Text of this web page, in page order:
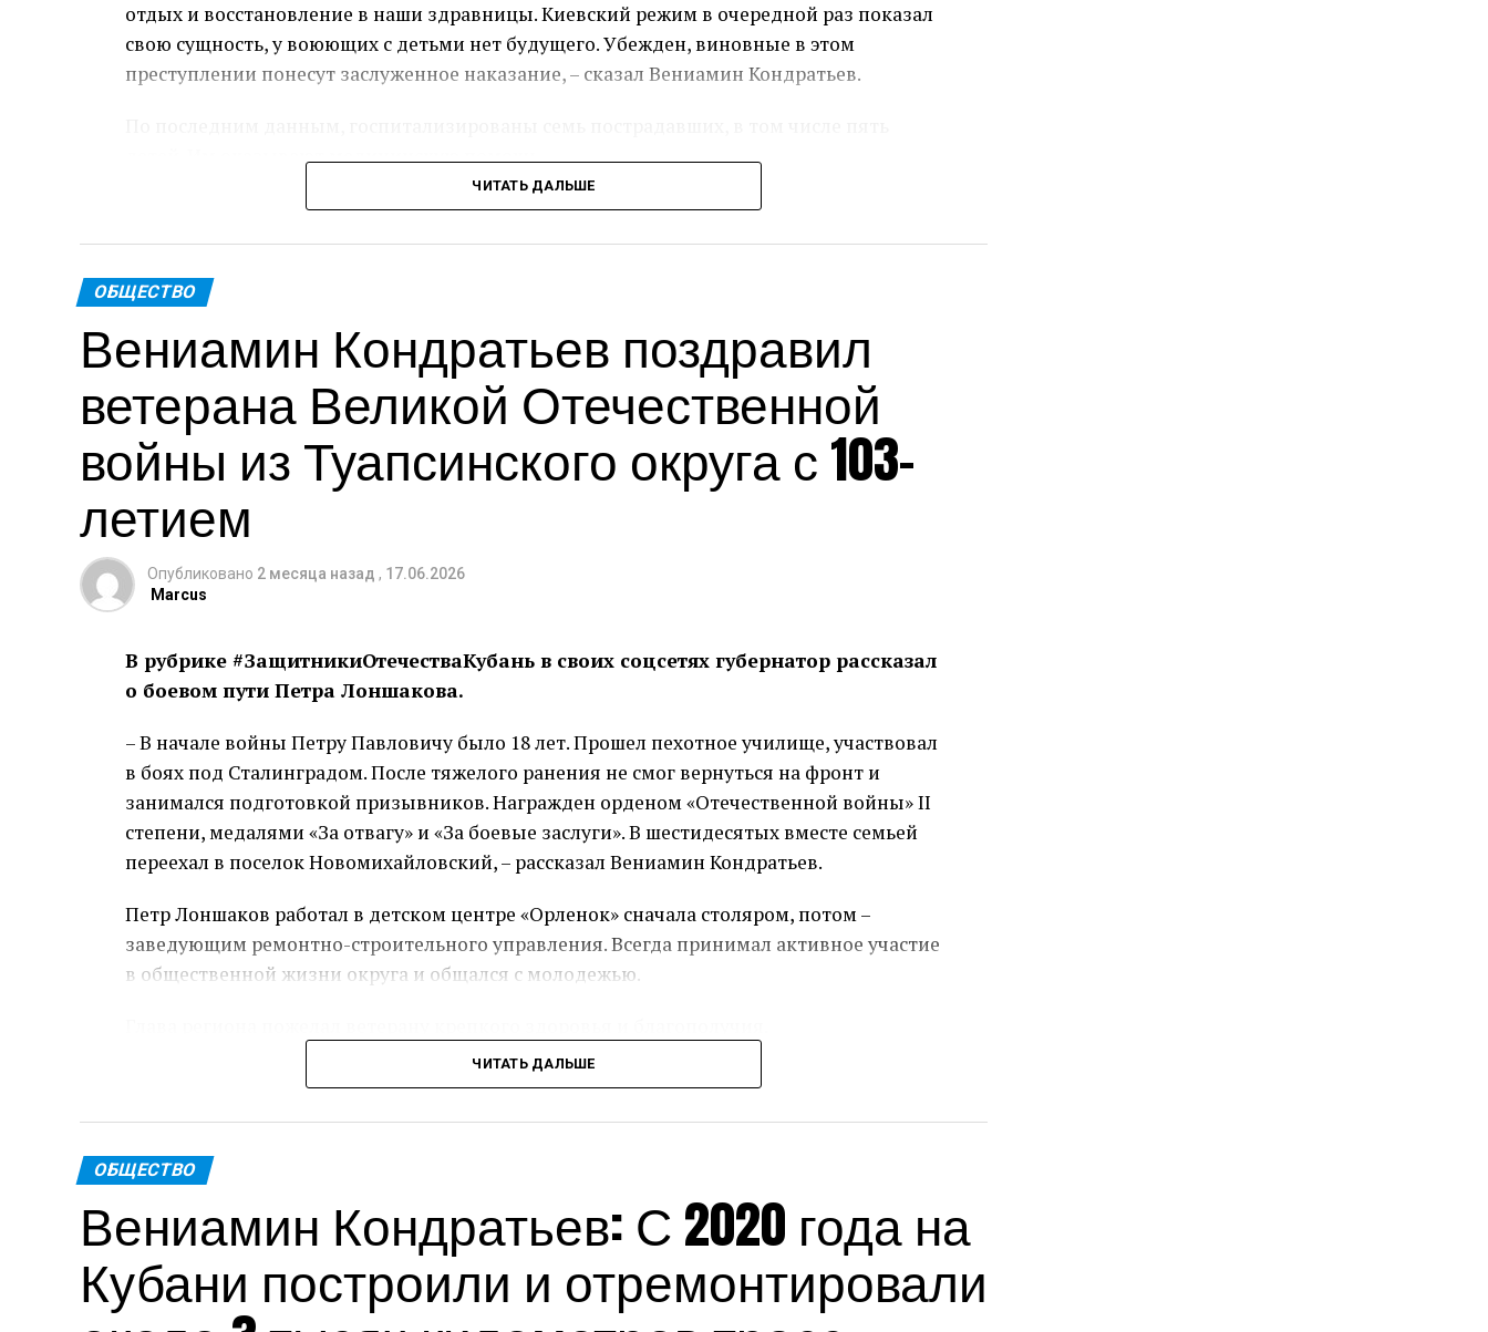
отдых и восстановление в наши здравницы. Киевский режим в очередной раз показал
свою сущность, у воюющих с детьми нет будущего. Убежден, виновные в этом
преступлении понесут заслуженное наказание, – сказал Вениамин Кондратьев.
детей. Им оказывают медицинскую помощь.
Пресс-служба администрации Краснодарского края
ЧИТАТЬ ДАЛЬШЕ
ОБЩЕСТВО
Вениамин Кондратьев поздравил
ветерана Великой Отечественной
войны из Туапсинского округа с 103-
летием
Опубликовано 2 месяца назад , 17.06.2026
Marcus
В рубрике #ЗащитникиОтечестваКубань в своих соцсетях губернатор рассказал
о боевом пути Петра Лоншакова.
– В начале войны Петру Павловичу было 18 лет. Прошел пехотное училище, участвовал
в боях под Сталинградом. После тяжелого ранения не смог вернуться на фронт и
занимался подготовкой призывников. Награжден орденом «Отечественной войны» II
степени, медалями «За отвагу» и «За боевые заслуги». В шестидесятых вместе семьей
переехал в поселок Новомихайловский, – рассказал Вениамин Кондратьев.
Петр Лоншаков работал в детском центре «Орленок» сначала столяром, потом –
заведующим ремонтно-строительного управления. Всегда принимал активное участие
в общественной жизни округа и общался с молодежью.
Пресс-служба администрации Краснодарского края
Теги: Губернатор
ЧИТАТЬ ДАЛЬШЕ
ОБЩЕСТВО
Вениамин Кондратьев: С 2020 года на
Кубани построили и отремонтировали